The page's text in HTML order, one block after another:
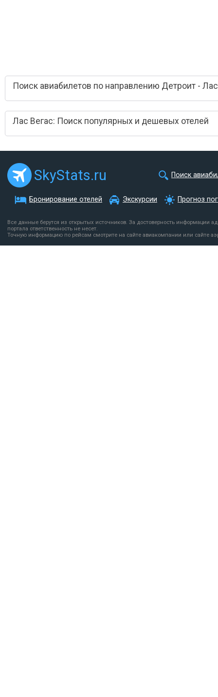
Поиск авиабилетов по направлению Детроит -
Лас Вегас: Поиск популярных и дешевых отелей
SkyStats.ru Поиск
Бронирование отелей Экскурсии Прогноз
Все данные берутся из открытых источников. За достоверность информации
портала ответственность не несет.
Точную информацию по рейсам смотрите на сайте авиакомпании или сайте